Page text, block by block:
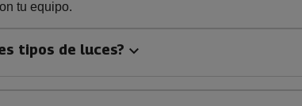
tu equipo.
tipos de luces? keyboard_arrow_down